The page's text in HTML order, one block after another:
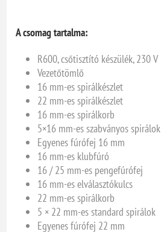
A csomag tartalma:
R600, csőtisztító készülék, 230 V
Vezetőtömlő
16 mm-es spirálkészlet
22 mm-es spirálkészlet
16 mm-es spirálkorb
5×16 mm-es szabványos spirálok
Egyenes fúrófej 16 mm
16 mm-es klubfúró
16 / 25 mm-es pengefúrófej
16 mm-es elválasztókulcs
22 mm-es spirálkorb
5 × 22 mm-es standard spirálok
Egyenes fúrófej 22 mm